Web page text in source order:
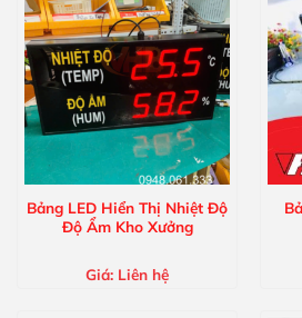
Bảng LED Hiển Thị Nhiệt Độ
Độ Ẩm Kho Xưởng
Giá: Liên hệ